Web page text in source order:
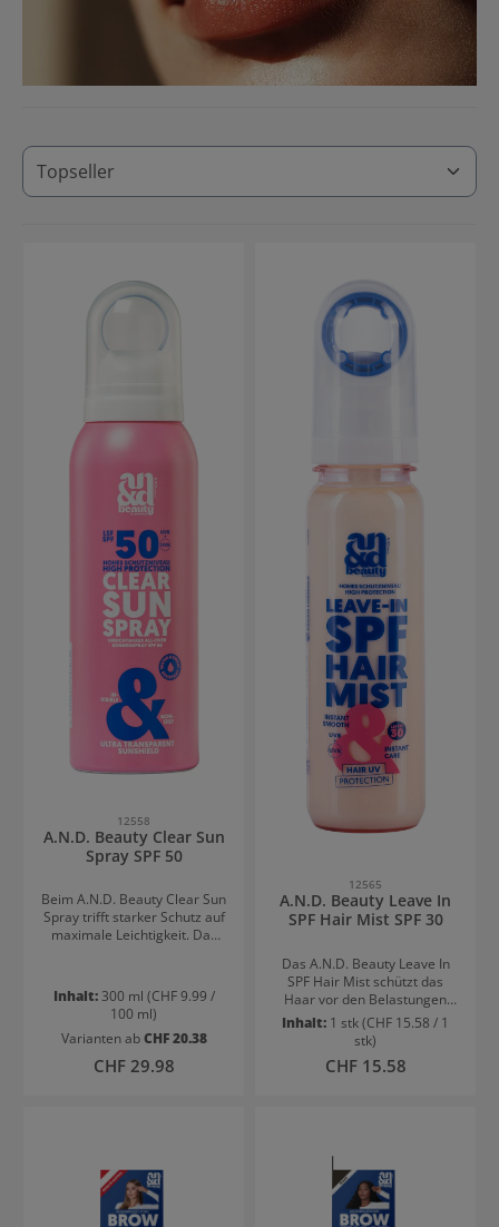
12558
A.N.D. Beauty Clear Sun
Spray SPF 50
Beim A.N.D. Beauty Clear Sun
Spray trifft starker Schutz auf
maximale Leichtigkeit. Das
zuverlässig vor UV-Strahlen –
ganz ohne weiße Rückstände
und ohne fettiges Gefühl.
Dank des ultrafeinen
Sprühnebels und des 360°
Sprühkopfs lässt sich der
unterwegs oder als letzter
Step über dem Make-
up.AnwendungVor Gebrauch
gut schütteln und
Inhalt: 300 ml (CHF 9.99 /
100 ml)
Varianten abCHF 20.38
Regulärer Preis:
CHF 29.98
12565
A.N.D. Beauty Leave In
SPF Hair Mist SPF 30
Das A.N.D. Beauty Leave In
SPF Hair Mist schützt das
Haar vor den Belastungen
durch Sonne, Salz und Chlor
und verleiht ihm ein
gepflegtes Aussehen. Die
leichte Leave-in-Formel
Schutz für die HaareLeichte
Leave-in-PflegeBeschwert
das Haar nichtIdeal für
unterwegsVerleiht ein
Inhalt: 1 stk(CHF 15.58 / 1
stk)
Regulärer Preis:
CHF 15.58